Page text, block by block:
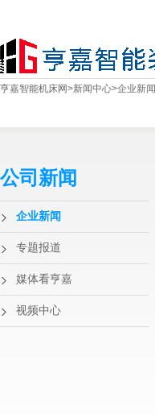
亨嘉智能机床网>新闻中心>企业新闻
公司新闻
企业新闻
专题报道
媒体看亨嘉
视频中心